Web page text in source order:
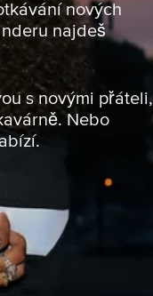
nových
najdeš
s novými přáteli,
Nebo